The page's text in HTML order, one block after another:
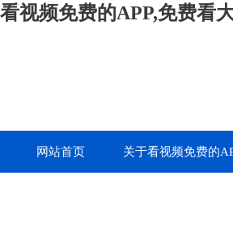
看视频免费的APP,免费看
网站首页 关于看视频免费的